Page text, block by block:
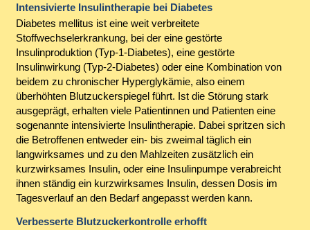
Intensivierte Insulintherapie bei Diabetes
Diabetes mellitus ist eine weit verbreitete
Stoffwechselerkrankung, bei der eine gestörte
Insulinproduktion (Typ-1-Diabetes), eine gestörte
Insulinwirkung (Typ-2-Diabetes) oder eine Kombination von
beidem zu chronischer Hyperglykämie, also einem
überhöhten Blutzuckerspiegel führt. Ist die Störung stark
ausgeprägt, erhalten viele Patientinnen und Patienten eine
sogenannte intensivierte Insulintherapie. Dabei spritzen sich
die Betroffenen entweder ein- bis zweimal täglich ein
langwirksames und zu den Mahlzeiten zusätzlich ein
kurzwirksames Insulin, oder eine Insulinpumpe verabreicht
ihnen ständig ein kurzwirksames Insulin, dessen Dosis im
Tagesverlauf an den Bedarf angepasst werden kann.
Verbesserte Blutzuckerkontrolle erhofft